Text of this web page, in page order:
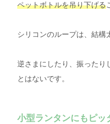
ペットボトルを吊り下げる
シリコンのループは、結構
逆さまにしたり、振ったり
とはないです。
小型ランタンにもピッ